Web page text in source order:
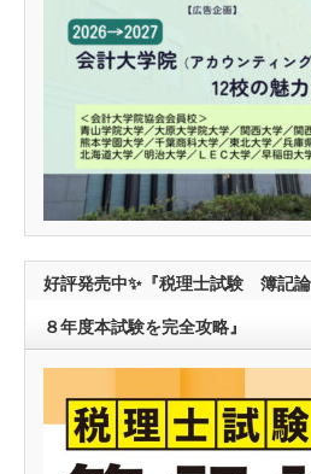
好評発売中✨『税理士試験 簿記
８年度本試験を完全攻略』